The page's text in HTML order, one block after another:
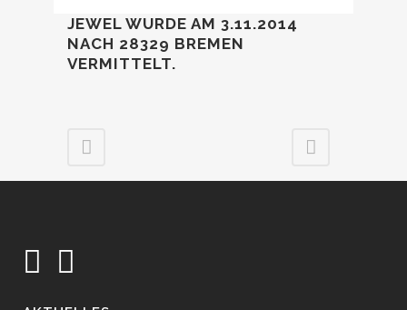
JEWEL WURDE AM 3.11.2014
NACH 28329 BREMEN
VERMITTELT.